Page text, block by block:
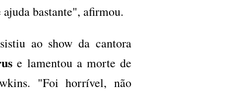
ajuda bastante", afirmou.
ao show da cantora
e lamentou a morte de
"Foi horrível, não